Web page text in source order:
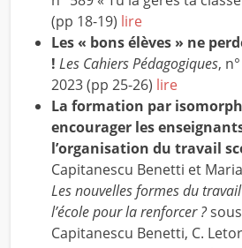
(pp 18-19) lire
Les « bons élèves » ne
! Les Cahiers Pédagogiques,
2023 (pp 25-26) lire
La formation par
encourager les
l’organisation du travail
Capitanescu Benetti et
Les nouvelles formes du
l’école pour la renforcer ?sous
Capitanescu Benetti, C.